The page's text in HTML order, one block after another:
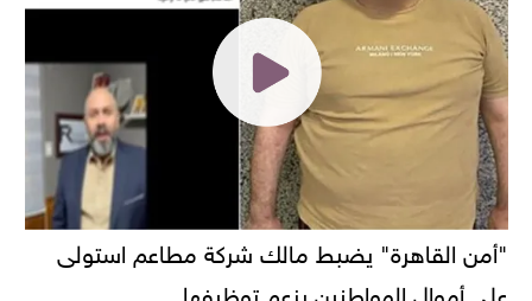
"أمن القاهرة" يضبط مالك شركة مطاعم استولى
على أموال المواطنين بزعم توظيفها